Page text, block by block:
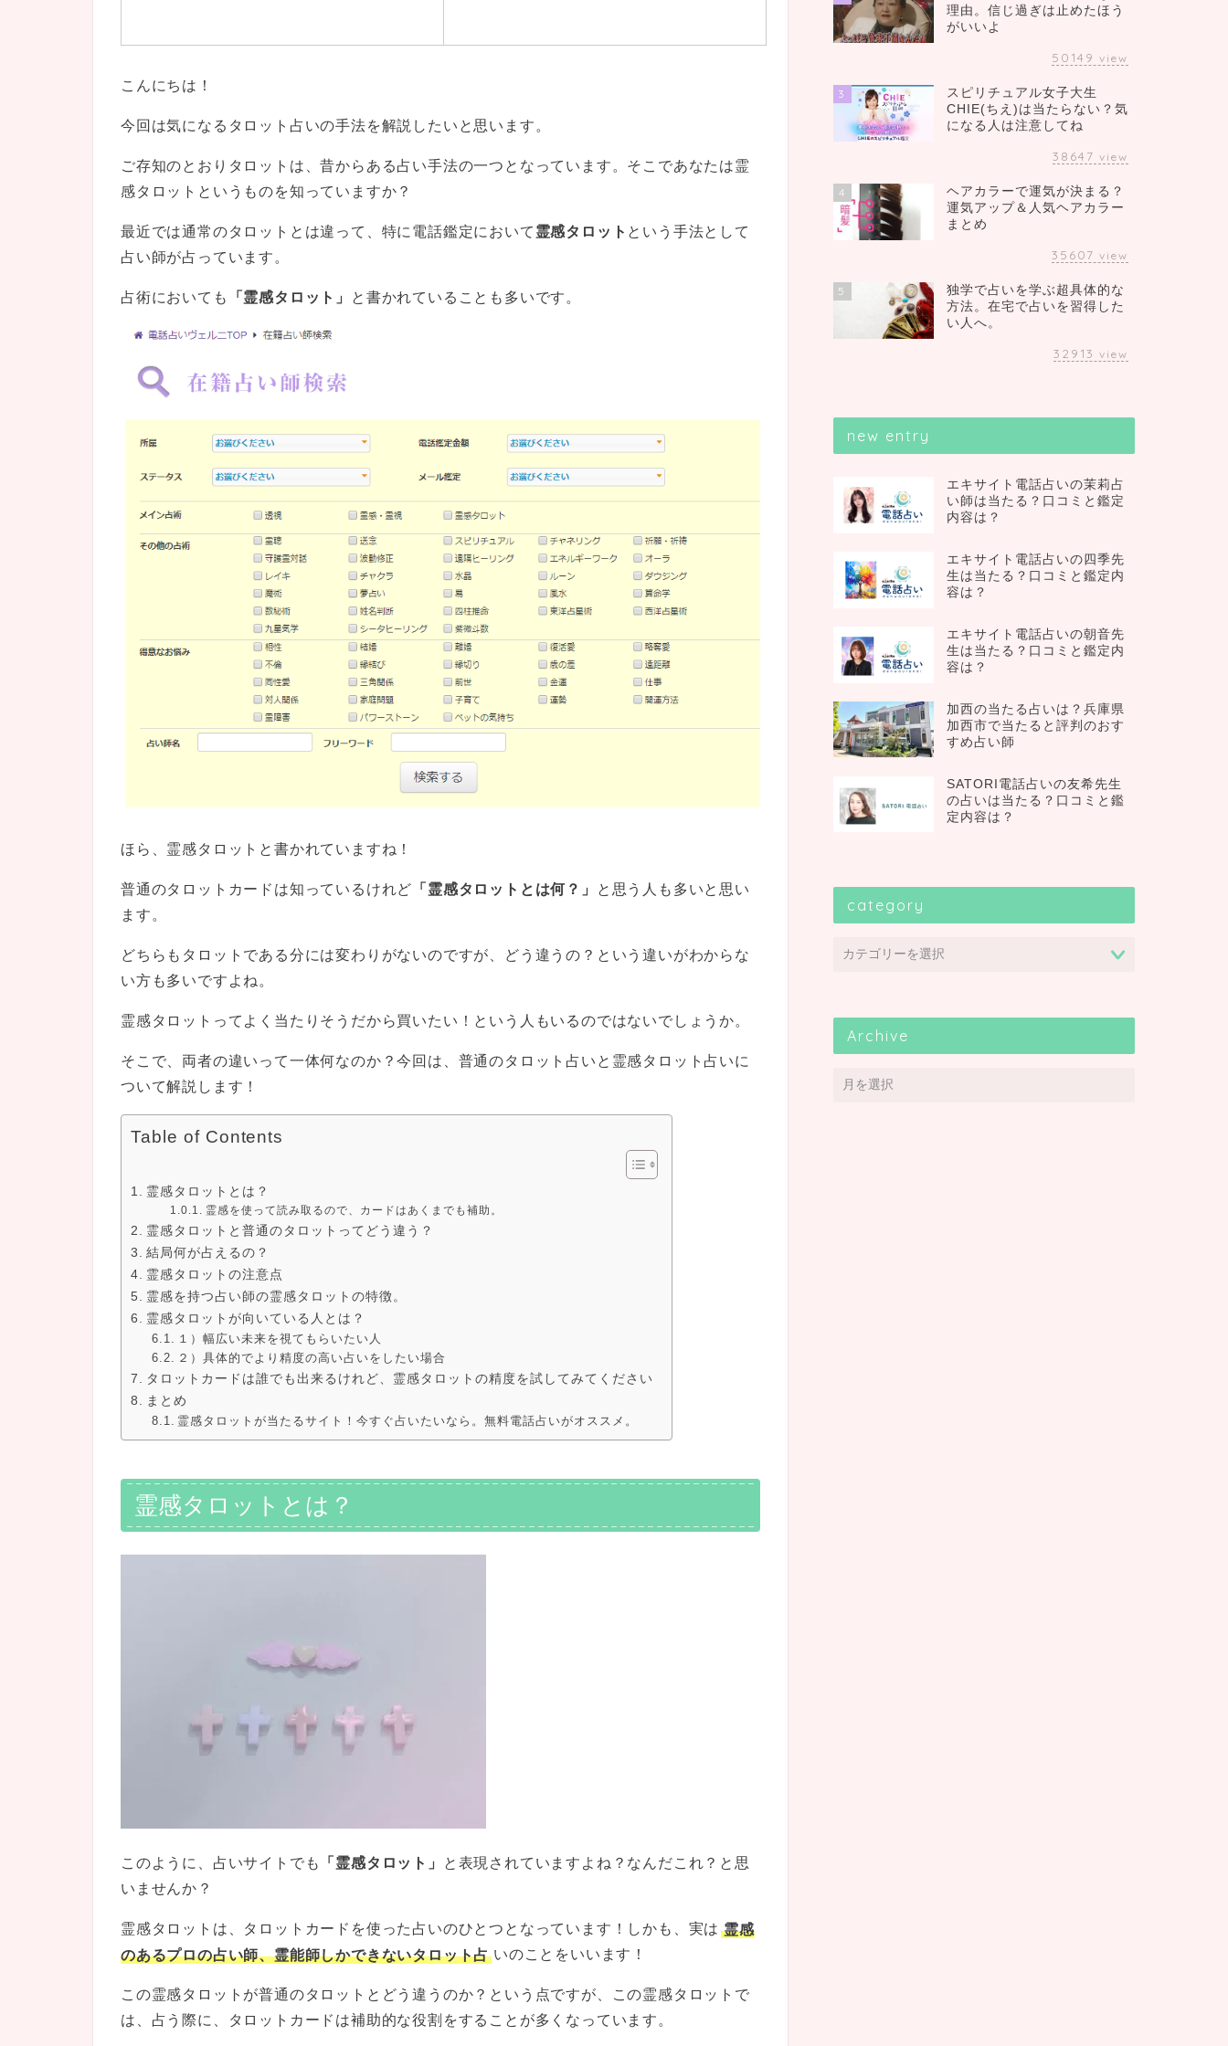
こんにちは！
今回は気になるタロット占いの手法を解説したいと思います。
ご存知のとおりタロットは、昔からある占い手法の一つとなっています。そこであなたは霊
感タロットというものを知っていますか？
最近では通常のタロットとは違って、特に電話鑑定において 霊感タロット という手法として
占い師が占っています。
占術においても 「霊感タロット」 と書かれていることも多いです。
ほら、霊感タロットと書かれていますね！
普通のタロットカードは知っているけれど 「霊感タロットとは何？」
と思う人も多いと思い
ます。
どちらもタロットである分には変わりがないのですが、どう違うの？という違いがわからな
い方も多いですよね。
霊感タロットってよく当たりそうだから買いたい！という人もいるのではないでしょうか。
そこで、両者の違いって一体何なのか？今回は、普通のタロット占いと霊感タロット占いに
ついて解説します！
Table of Contents
霊感タロットとは？
霊感を使って読み取るので、カードはあくまでも補助。
霊感タロットと普通のタロットってどう違う？
結局何が占えるの？
霊感タロットの注意点
霊感を持つ占い師の霊感タロットの特徴。
霊感タロットが向いている人とは？
１）幅広い未来を視てもらいたい人
２）具体的でより精度の高い占いをしたい場合
タロットカードは誰でも出来るけれど、霊感タロットの精度を試してみてください
まとめ
霊感タロットが当たるサイト！今すぐ占いたいなら。無料電話占いがオススメ。
霊感タロットとは？
このように、占いサイトでも 「霊感タロット」
と表現されていますよね？なんだこれ？と思
いませんか？
霊感タロットは、タロットカードを使った占いのひとつとなっています！しかも、実は 霊感
のあるプロの占い師、霊能師しかできないタロット占 いのことをいいます！
この霊感タロットが普通のタロットとどう違うのか？という点ですが、この霊感タロットで
は、占う際に、タロットカードは補助的な役割をすることが多くなっています。
理由。信じ過ぎは止めたほう
がいいよ
50149 view
3
スピリチュアル女子大生
CHIE(ちえ)は当たらない？気
になる人は注意してね
38647 view
4
ヘアカラーで運気が決まる？
運気アップ＆人気ヘアカラー
まとめ
35607 view
5
独学で占いを学ぶ超具体的な
方法。在宅で占いを習得した
い人へ。
32913 view
new entry
エキサイト電話占いの茉莉占
い師は当たる？口コミと鑑定
内容は？
エキサイト電話占いの四季先
生は当たる？口コミと鑑定内
容は？
エキサイト電話占いの朝音先
生は当たる？口コミと鑑定内
容は？
加西の当たる占いは？兵庫県
加西市で当たると評判のおす
すめ占い師
SATORI電話占いの友希先生
の占いは当たる？口コミと鑑
定内容は？
category
Archive